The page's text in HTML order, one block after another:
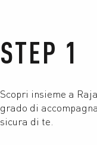
STEP 1
Scopri insieme a
grado di
sicura di te.